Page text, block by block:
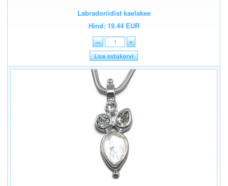
Labradoriidist kaelakee
Hind: 19.44 EUR
—
+
Lisa ostukorvi